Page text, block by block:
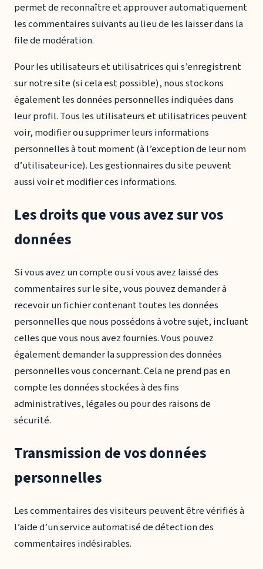
permet de reconnaître et approuver automatiquement
les commentaires suivants au lieu de les laisser dans la
file de modération.
Pour les utilisateurs et utilisatrices qui s’enregistrent
sur notre site (si cela est possible), nous stockons
également les données personnelles indiquées dans
leur profil. Tous les utilisateurs et utilisatrices peuvent
voir, modifier ou supprimer leurs informations
personnelles à tout moment (à l’exception de leur nom
d’utilisateur·ice). Les gestionnaires du site peuvent
aussi voir et modifier ces informations.
Les droits que vous avez sur vos
données
Si vous avez un compte ou si vous avez laissé des
commentaires sur le site, vous pouvez demander à
recevoir un fichier contenant toutes les données
personnelles que nous possédons à votre sujet, incluant
celles que vous nous avez fournies. Vous pouvez
également demander la suppression des données
personnelles vous concernant. Cela ne prend pas en
compte les données stockées à des fins
administratives, légales ou pour des raisons de
sécurité.
Transmission de vos données
personnelles
Les commentaires des visiteurs peuvent être vérifiés à
l’aide d’un service automatisé de détection des
commentaires indésirables.